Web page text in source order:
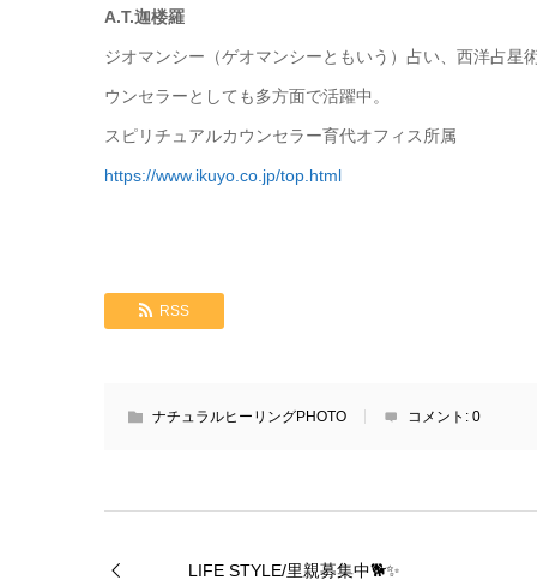
A.T.迦楼羅
ジオマンシー（ゲオマンシーともいう）占い、西洋占
ウンセラーとしても多方面で活躍中。
スピリチュアルカウンセラー育代オフィス所属
https://www.ikuyo.co.jp/top.html
RSS
ナチュラルヒーリングPHOTO コメント: 0
LIFE STYLE/里親募集中🐕✨